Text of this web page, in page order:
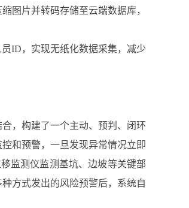
图片并转码存储至云端数据库，
ID，实现无纸化数据采集，减少
，构建了一个主动、预判、闭环
和预警，一旦发现异常情况立即
监测仪监测基坑、边坡等关键部
方式发出的风险预警后，系统自